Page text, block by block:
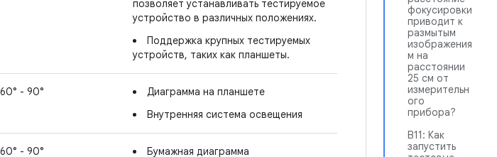
фокусировки
приводит к
размытым
изображения
м на
расстоянии
25 см от
измерительн
ого
прибора?
В11: Как
запустить
позволяет устанавливать тестируемое
устройство в различных положениях.
Поддержка крупных тестируемых
устройств, таких как планшеты.
60° - 90°
Диаграмма на планшете
Внутренняя система освещения
60° - 90°
Бумажная диаграмма